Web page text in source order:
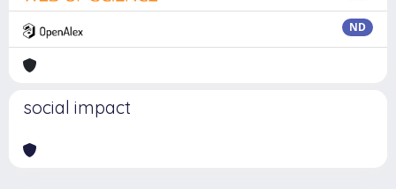
ND
social impact